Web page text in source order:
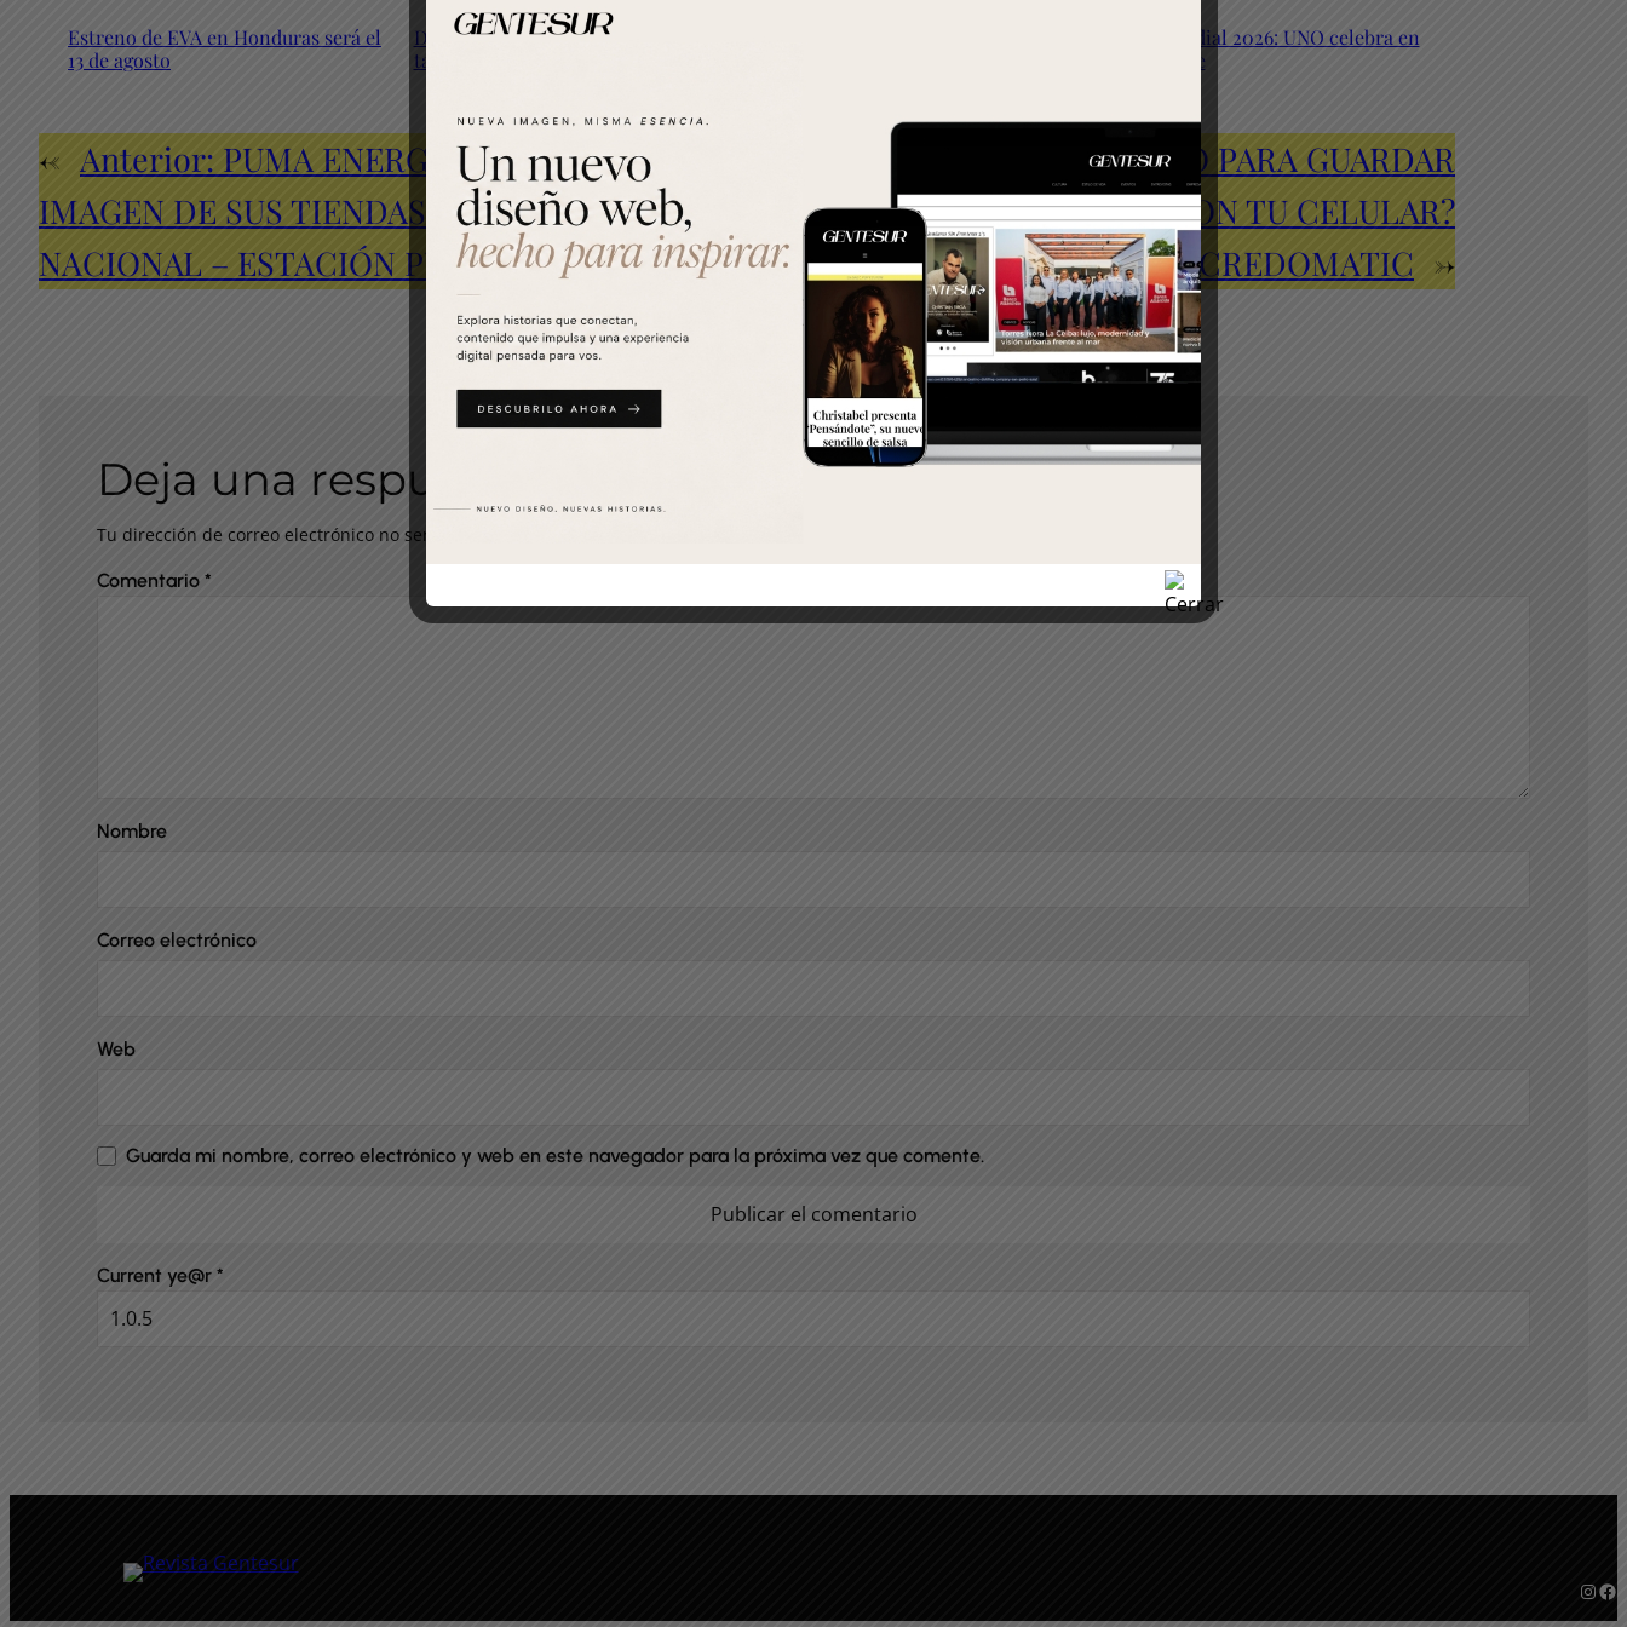
Estreno de EVA en Honduras será el
13 de agosto
Distrito Emprendedor impulsa el
talento creativo
Final Mundial 2026: UNO celebra en
El Trapiche
← Anterior: PUMA ENERGY RENUEVA LA
IMAGEN DE SUS TIENDAS SUPER 7 A NIVEL
NACIONAL – ESTACIÓN PUMA LOMA VERDE
¿ESTÁS PREPARADO PARA GUARDAR
TU BILLETERA Y PAGAR CON TU CELULAR?
BAC CREDOMATIC →
Deja una respuesta
Tu dirección de correo electrónico no será publicada.
Comentario *
Nombre
Correo electrónico
Web
Guarda mi nombre, correo electrónico y web en este navegador para la próxima vez que comente.
Current ye@r *
InstagramFacebook